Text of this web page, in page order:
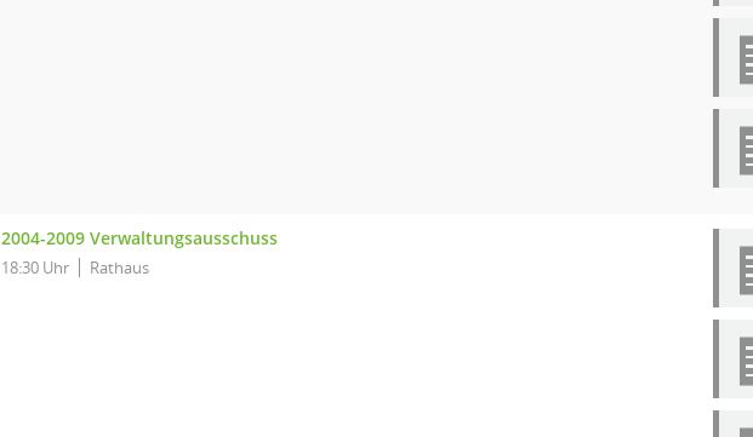
2004-2009 Verwaltungsausschuss
18:30 Uhr Rathaus